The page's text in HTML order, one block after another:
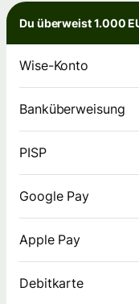
Du überweist 1.000
Wise-Konto
Banküberweisung
PISP
Google Pay
Apple Pay
Debitkarte